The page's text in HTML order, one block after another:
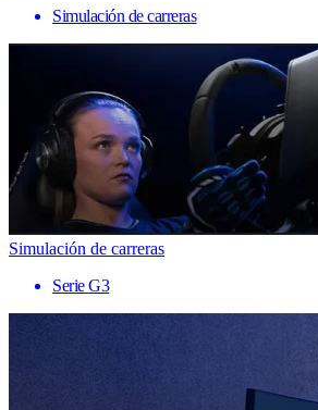
Simulación de carreras
Simulación de carreras
Serie G3